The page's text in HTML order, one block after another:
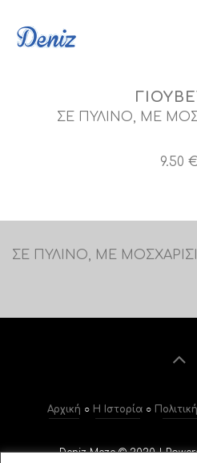
Η ΙΣΤΟΡΙΑ
BLOG
ΥΠΗΡΕΣΊΕΣ
ΣΕ ΠΥΛΙΝΟ, ΜΕ
9.50 €
ΣΕ ΠΥΛΙΝΟ, ΜΕ
Αρχική ○ Η Ιστορία ○
Deniz Meze © 2020 |